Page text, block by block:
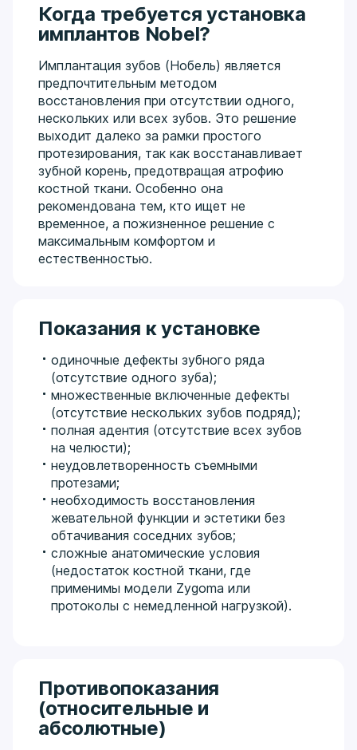
Когда требуется установка
имплантов Nobel?
Имплантация зубов (Нобель) является
предпочтительным методом
восстановления при отсутствии одного,
нескольких или всех зубов. Это решение
выходит далеко за рамки простого
протезирования, так как восстанавливает
зубной корень, предотвращая атрофию
костной ткани. Особенно она
рекомендована тем, кто ищет не
временное, а пожизненное решение с
максимальным комфортом и
естественностью.
Показания к установке
одиночные дефекты зубного ряда
(отсутствие одного зуба);
множественные включенные дефекты
(отсутствие нескольких зубов подряд);
полная адентия (отсутствие всех зубов
на челюсти);
неудовлетворенность съемными
протезами;
необходимость восстановления
жевательной функции и эстетики без
обтачивания соседних зубов;
сложные анатомические условия
(недостаток костной ткани, где
применимы модели Zygoma или
протоколы с немедленной нагрузкой).
Противопоказания
(относительные и
абсолютные)